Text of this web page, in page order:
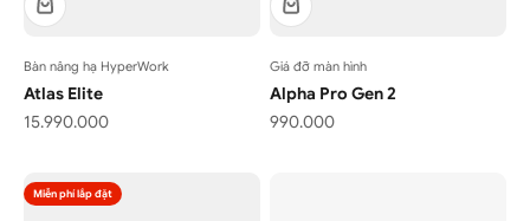
Bàn nâng hạ HyperWork
Atlas Elite
Giá bán
15.990.000
Giá đỡ màn hình
Alpha Pro Gen 2
Giá bán
990.000
Miễn phí lắp đặt